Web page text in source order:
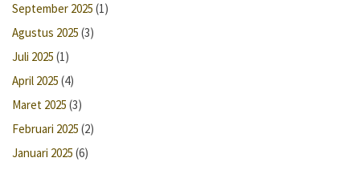
September 2025 (1)
Agustus 2025 (3)
Juli 2025 (1)
April 2025 (4)
Maret 2025 (3)
Februari 2025 (2)
Januari 2025 (6)